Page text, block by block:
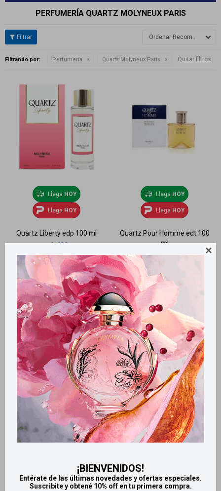

¡BIENVENIDOS!
Entérate de las últimas novedades y ofertas especiales.
Suscribite y obtené 10% off en tu primera compra.
PERFUMERÍA QUARTZ MOLYNEUX PARIS
Recomendados
Filtrando por: Perfumería Quartz Molyneux Paris Quitar filtros
Llega HOY
Llega HOY
Quartz Liberty edp 100 ml
2.400
Llega HOY
Llega HOY
Quartz Pour Homme edt 100
ml
$ 1.690 $ 2.400
LlegaHOY
HOY
Quartz Molyneux Paris - 100
ml oferta limitada!
$ 1.690 $ 2.400
LlegaHOY
LlegaHOY
Edp Molyneux Quartz Rose -
$ 1.690 $ 1.990